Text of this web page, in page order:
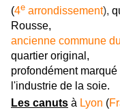
(4e arrondissement),
Rousse,
ancienne commune
quartier original,
profondément
l'industrie de la soie.
Les canuts à Lyon (